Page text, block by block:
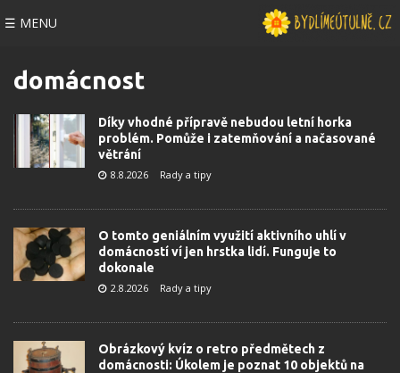
☰ MENU
domácnost
Díky vhodné přípravě nebudou letní horka
problém. Pomůže i zatemňování a načasované
větrání
8.8.2026 Rady a tipy
O tomto geniálním využití aktivního uhlí v
domácností ví jen hrstka lidí. Funguje to
dokonale
2.8.2026 Rady a tipy
Obrázkový kvíz o retro předmětech z
domácnosti: Úkolem je poznat 10 objektů na